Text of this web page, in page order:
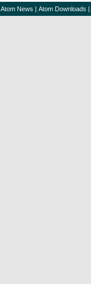
Atom News | Atom Downloads |